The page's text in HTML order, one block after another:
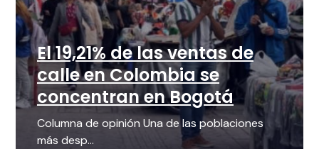
El 19,21% de las ventas de
calle en Colombia se
concentran en Bogotá
Columna de opinión Una de las poblaciones
más desp...